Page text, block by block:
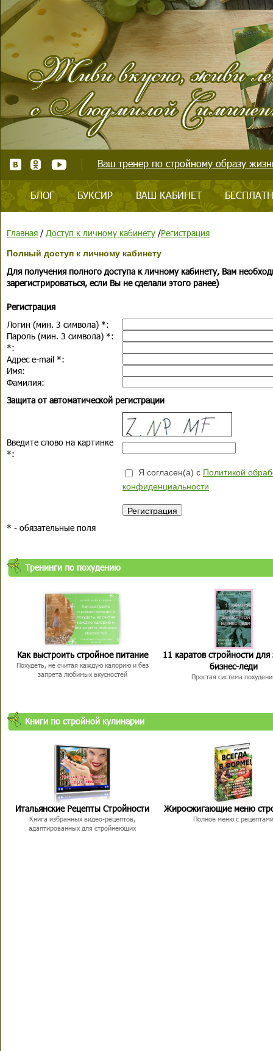
Ваш тренер по стройному образу
БЛОГ БУКСИР ВАШ КАБИНЕТ
Главная / Доступ к личному кабинету /Регистрация
Полный доступ к личному кабинету
Для получения полного доступа к личному кабинету, Вам
зарегистрироваться, если Вы не сделали этого ранее)
Регистрация
Логин (мин. 3 символа) *:
Пароль (мин. 3 символа) *:
*:
Адрес e-mail *:
Имя:
Фамилия:
Защита от автоматической регистрации
Введите слово на картинке
*:
Я согласен(а) с Политикой
конфиденциальности
* - обязательные поля
Тренинги по похудению
Как выстроить стройное питание
Похудеть, не считая каждую калорию и без
запрета любимых вкусностей
11 каратов стройности для
бизнес-леди
Простая система
Книги по стройной кулинарии
Итальянские Рецепты Стройности
Книга избранных видео-рецептов,
адаптированных для стройнеющих
Жиросжигающие меню
Полное меню с рецептами